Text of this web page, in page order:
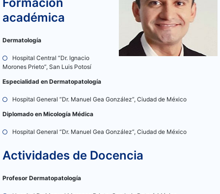
académica
Dermatología
Hospital Central “Dr. Ignacio
Morones Prieto”, San Luis Potosí
Especialidad en Dermatopatología
Hospital General “Dr. Manuel Gea González”, Ciudad de México
Diplomado en Micología Médica
Hospital General “Dr. Manuel Gea González”, Ciudad de México
Actividades de Docencia
Profesor Dermatopatología